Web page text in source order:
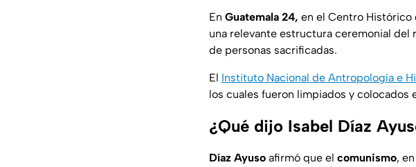
En Guatemala 24, en el Centro Histórico
una relevante estructura ceremonial del
de personas sacrificadas.
El Instituto Nacional de Antropología e
los cuales fueron limpiados y colocados
¿Qué dijo Isabel Díaz
Díaz Ayuso afirmó que el comunismo,